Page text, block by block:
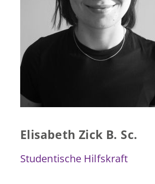
Presse & Publikationen
Blog
Elisabeth Zick B. Sc.
Studentische Hilfskraft